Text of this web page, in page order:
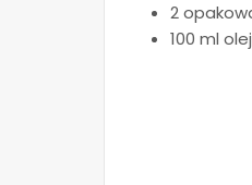
2
100 ml